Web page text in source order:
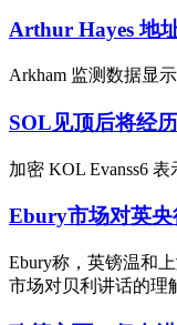
Arthur Hayes 地
Arkham 监测数据显
SOL见顶后将经
加密 KOL Evanss6
Ebury市场对英
Ebury称，英镑温和
市场对贝利讲话的